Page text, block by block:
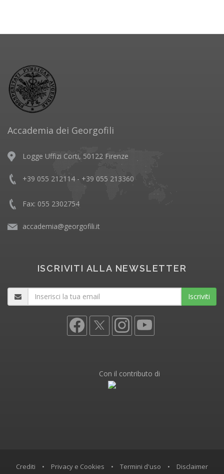
Accademia dei Georgofili
Logge Uffizi Corti, 50122 Firenze
+39 055 212114 - +39 055 213360
Fax: 055 2302754
accademia@georgofili.it
ISCRIVITI ALLA NEWSLETTER
Iscriviti
Con il contributo di
Crediti • Privacy e Cookies • Termini d'uso • Disclaimer